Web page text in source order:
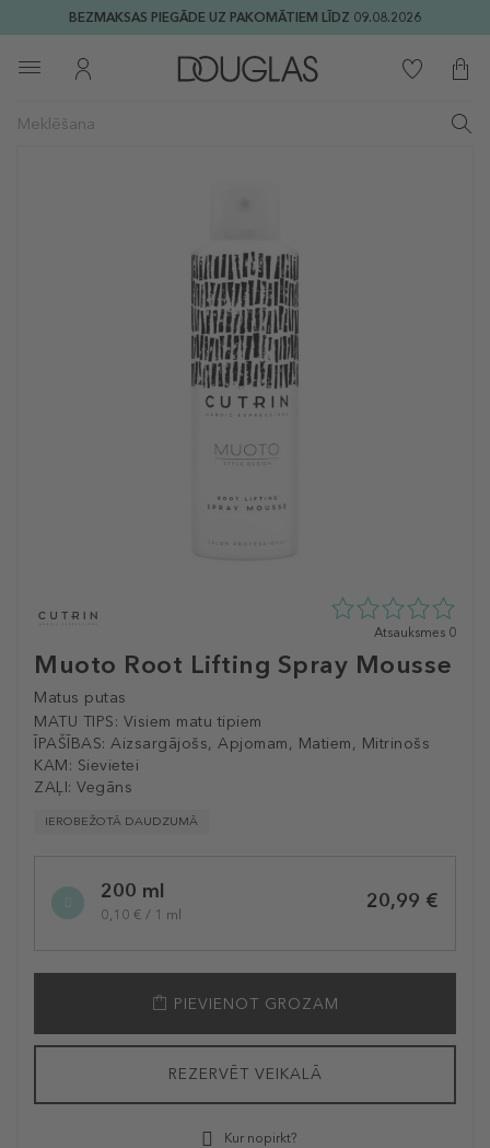
BEZMAKSAS PIEGĀDE UZ PAKOMĀTIEM LĪDZ 09.08.2026
Muoto Root Lifting Spray Mousse
Matus putas
MATU TIPS: Visiem matu tipiem
ĪPAŠĪBAS: Aizsargājošs, Apjomam, Matiem, Mitrinošs
KAM: Sievietei
ZAĻI: Vegāns
IEROBEŽOTĀ DAUDZUMĀ
0
no
atsauksmēm
Atsauksmes 0
variation200 ml
0,10 € / 1 ml
20,99 €
PIEVIENOT GROZAM
REZERVĒT VEIKALĀ
Kur nopirkt?